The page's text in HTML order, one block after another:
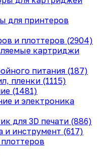
для принтеров
и плоттеров (2904)
картриджи
питания (187)
пленки (1115)
(1481)
и электроника
для 3D печати (886)
и инструмент (617)